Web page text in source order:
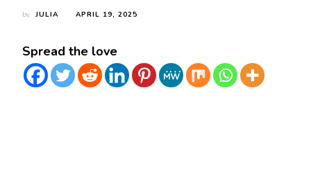
by JULIA APRIL 19, 2025
Spread the love